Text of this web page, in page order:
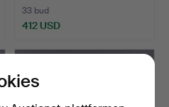
33 bud
412 USD